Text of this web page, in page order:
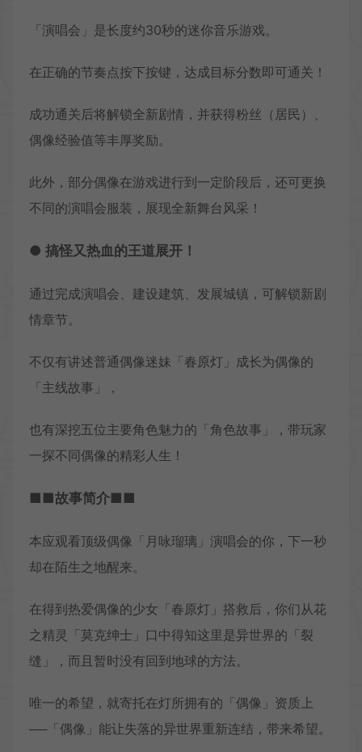
「演唱会」是长度约30秒的迷你音乐游戏。
在正确的节奏点按下按键，达成目标分数即可通关！
成功通关后将解锁全新剧情，并获得粉丝（居民）、
偶像经验值等丰厚奖励。
此外，部分偶像在游戏进行到一定阶段后，还可更换
不同的演唱会服装，展现全新舞台风采！
● 搞怪又热血的王道展开！
通过完成演唱会、建设建筑、发展城镇，可解锁新剧
情章节。
不仅有讲述普通偶像迷妹「春原灯」成长为偶像的
「主线故事」，
也有深挖五位主要角色魅力的「角色故事」，带玩家
一探不同偶像的精彩人生！
■■故事简介■■
本应观看顶级偶像「月咏瑠璃」演唱会的你，下一秒
却在陌生之地醒来。
在得到热爱偶像的少女「春原灯」搭救后，你们从花
之精灵「莫克绅士」口中得知这里是异世界的「裂
缝」，而且暂时没有回到地球的方法。
唯一的希望，就寄托在灯所拥有的「偶像」资质上
──「偶像」能让失落的异世界重新连结，带来希望。